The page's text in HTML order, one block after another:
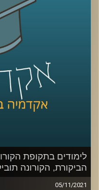
לשיחה על היחידה
לשיחה על למידה בימי
קרדיט תמונות:
AudioVersity
לימודים בתקופת
הביקורת, הקורונה
05/11/2021